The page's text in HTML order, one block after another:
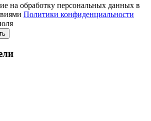
на обработку персональных данных в
Политики конфиденциальности